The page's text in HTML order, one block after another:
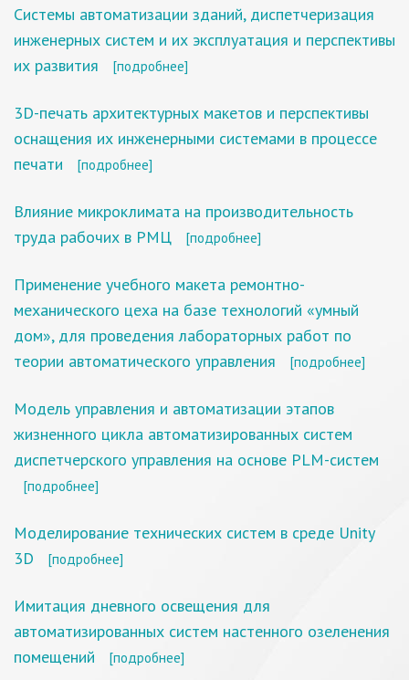
Системы автоматизации зданий, диспетчеризация
инженерных систем и их эксплуатация и перспективы
их развития
[подробнее]
3D-печать архитектурных макетов и перспективы
оснащения их инженерными системами в процессе
печати
[подробнее]
Влияние микроклимата на производительность
труда рабочих в РМЦ
[подробнее]
Применение учебного макета ремонтно-
механического цеха на базе технологий «умный
дом», для проведения лабораторных работ по
теории автоматического управления
[подробнее]
Модель управления и автоматизации этапов
жизненного цикла автоматизированных систем
диспетчерского управления на основе PLM-систем
[подробнее]
Моделирование технических систем в среде Unity
3D
[подробнее]
Имитация дневного освещения для
автоматизированных систем настенного озеленения
помещений
[подробнее]